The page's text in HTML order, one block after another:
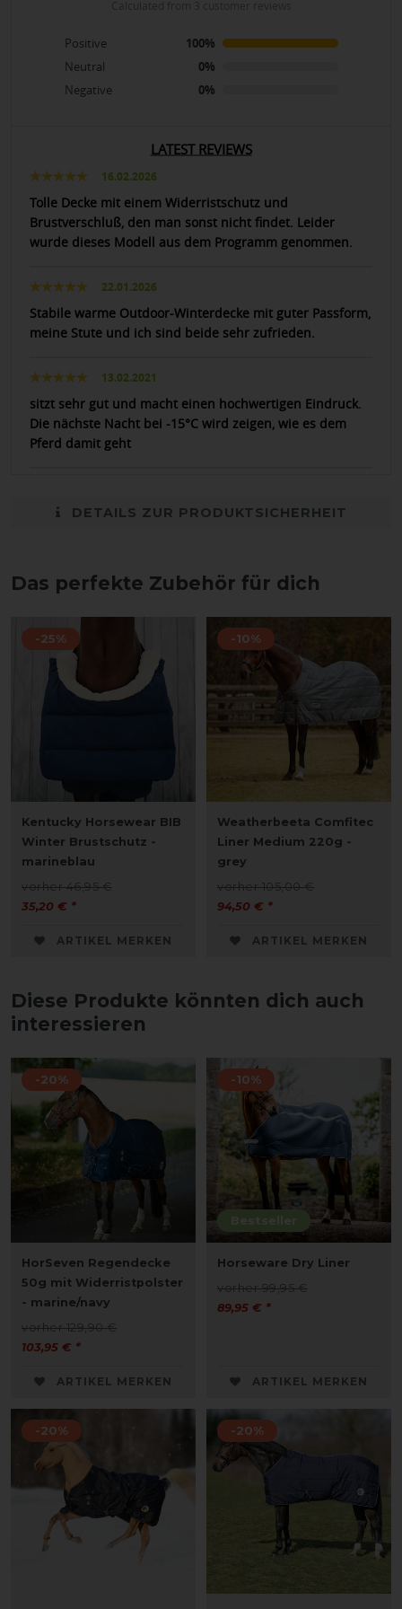
Positive
100%
Neutral
0%
Negative
0%
LATEST REVIEWS
16.02.2026
Tolle Decke mit einem Widerristschutz und
Brustverschluß, den man sonst nicht findet. Leider
wurde dieses Modell aus dem Programm genommen.
22.01.2026
Stabile warme Outdoor-Winterdecke mit guter Passform,
meine Stute und ich sind beide sehr zufrieden.
13.02.2021
sitzt sehr gut und macht einen hochwertigen Eindruck.
Die nächste Nacht bei -15°C wird zeigen, wie es dem
Pferd damit geht
DETAILS ZUR PRODUKTSICHERHEIT
Das perfekte Zubehör für dich
-25%
Kentucky Horsewear BIB
Winter Brustschutz -
marineblau
vorher 46,95 €
35,20 € *
ARTIKEL MERKEN
-10%
Weatherbeeta Comfitec
Liner Medium 220g -
grey
vorher 105,00 €
94,50 € *
ARTIKEL MERKEN
Diese Produkte könnten dich auch
interessieren
-20%
HorSeven Regendecke
50g mit Widerristpolster
- marine/navy
vorher 129,90 €
103,95 € *
ARTIKEL MERKEN
Bestseller
-10%
Horseware Dry Liner
vorher 99,95 €
89,95 € *
ARTIKEL MERKEN
-20% -20%